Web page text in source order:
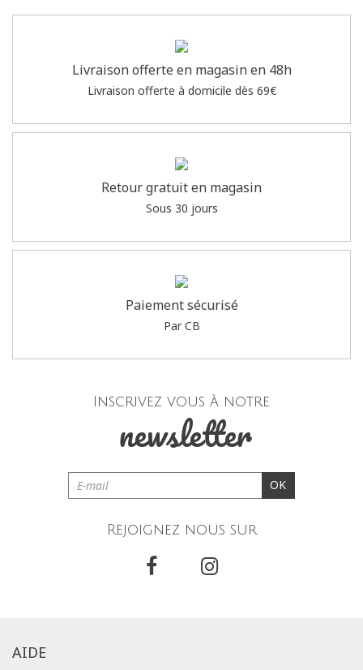
Livraison offerte en magasin en 48h
Livraison offerte à domicile dès 69€
Retour gratuit en magasin
Sous 30 jours
Paiement sécurisé
Par CB
Inscrivez vous à notre
newsletter
OK
Rejoignez nous sur
AIDE